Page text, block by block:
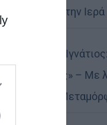
Αυστραλίας στην
Δημητριάδος
το μέλλον μας» – Με
στον Βόλο η